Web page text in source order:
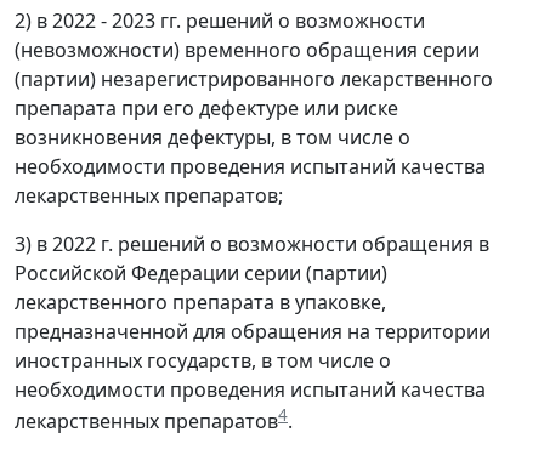
2) в 2022 - 2023 гг. решений о возможности
(невозможности) временного обращения серии
(партии) незарегистрированного лекарственного
препарата при его дефектуре или риске
возникновения дефектуры, в том числе о
необходимости проведения испытаний качества
лекарственных препаратов;
3) в 2022 г. решений о возможности обращения в
Российской Федерации серии (партии)
лекарственного препарата в упаковке,
предназначенной для обращения на территории
иностранных государств, в том числе о
необходимости проведения испытаний качества
лекарственных препаратов4.